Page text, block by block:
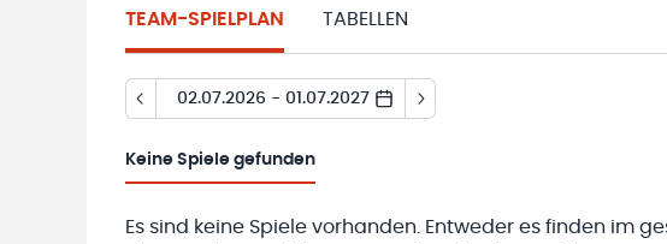
TEAM-SPIELPLAN TABELLEN
02.07.2026 - 01.07.2027
Keine Spiele gefunden
Es sind keine Spiele vorhanden. Entweder es finden im